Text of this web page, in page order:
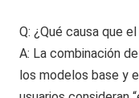
Q: ¿Qué causa que
A: La combinación
los modelos base y